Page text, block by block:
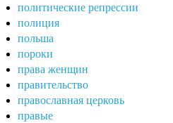
политические репрессии
полиция
польша
пороки
права женщин
правительство
православная церковь
правые